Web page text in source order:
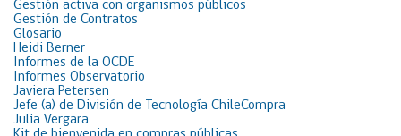
Gestión activa con organismos públicos
Gestión de Contratos
Glosario
Heidi Berner
Informes de la OCDE
Informes Observatorio
Javiera Petersen
Jefe (a) de División de Tecnología ChileCompra
Julia Vergara